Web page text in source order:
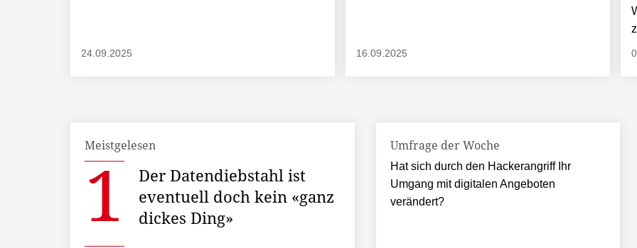
24.09.2025 16.09.2025
Meistgelesen
Der Datendiebstahl ist
eventuell doch kein «ganz
dickes Ding»
Umfrage der Woche
Hat sich durch den Hackerangriff Ihr
Umgang mit digitalen Angeboten
verändert?